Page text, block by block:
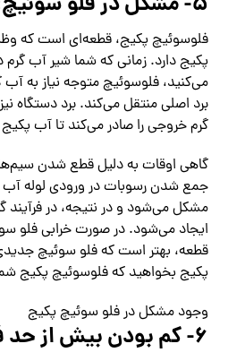
فلوسوئیچ پکیج، قطعه‌ای است که
پکیج دارد. زمانی که شما شیر آب گرم
می‌کنید، فلوسوئیچ متوجه نیاز به آب
برد اصلی منتقل می‌کند. برد دستگاه
گرم خروجی را صادر می‌کند تا آب
گاهی اوقات به دلیل قطع شدن
جمع شدن رسوبات در ورودی لوله آب
مشکل می‌شود و در نتیجه، در فرآیند
ایجاد می‌شود. در صورت خرابی فلو
قطعه، بهتر است که فلو سوئیچ جدیدی
پکیج بخواهید که فلوسوئیچ پکیج
وجود مشکل در فلو سوئیچ پکیج
۶- کم‌ بودن بیش از حد فشار آب: